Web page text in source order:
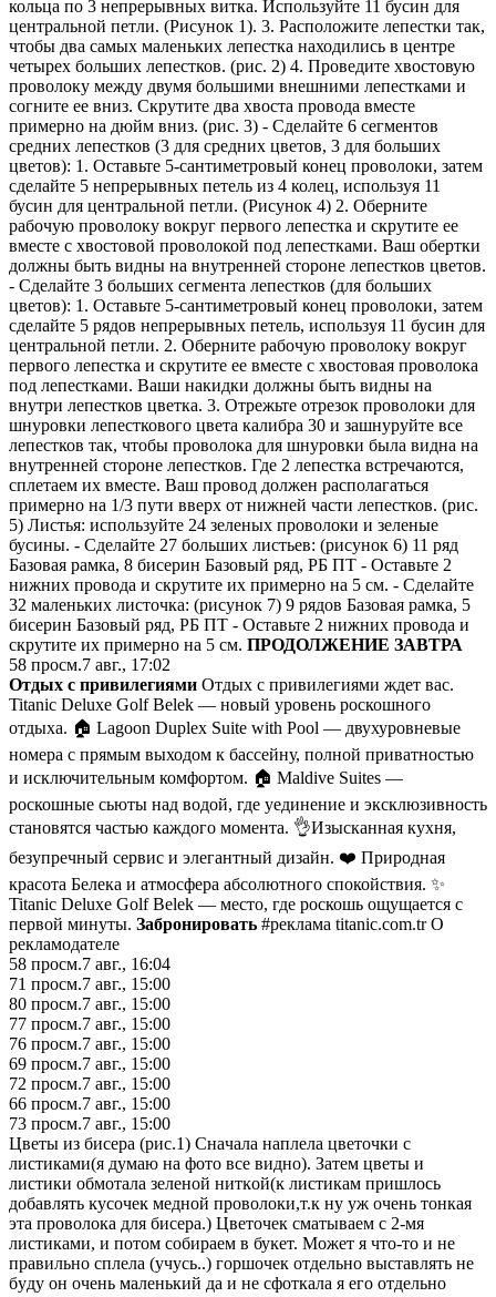
кольца по 3 непрерывных витка. Используйте 11 бусин для
центральной петли. (Рисунок 1). 3. Расположите лепестки так,
чтобы два самых маленьких лепестка находились в центре
четырех больших лепестков. (рис. 2) 4. Проведите хвостовую
проволоку между двумя большими внешними лепестками и
согните ее вниз. Скрутите два хвоста провода вместе
примерно на дюйм вниз. (рис. 3) - Сделайте 6 сегментов
средних лепестков (3 для средних цветов, 3 для больших
цветов): 1. Оставьте 5-сантиметровый конец проволоки, затем
сделайте 5 непрерывных петель из 4 колец, используя 11
бусин для центральной петли. (Рисунок 4) 2. Оберните
рабочую проволоку вокруг первого лепестка и скрутите ее
вместе с хвостовой проволокой под лепестками. Ваш обертки
должны быть видны на внутренней стороне лепестков цветов.
- Сделайте 3 больших сегмента лепестков (для больших
цветов): 1. Оставьте 5-сантиметровый конец проволоки, затем
сделайте 5 рядов непрерывных петель, используя 11 бусин для
центральной петли. 2. Оберните рабочую проволоку вокруг
первого лепестка и скрутите ее вместе с хвостовая проволока
под лепестками. Ваши накидки должны быть видны на
внутри лепестков цветка. 3. Отрежьте отрезок проволоки для
шнуровки лепесткового цвета калибра 30 и зашнуруйте все
лепестков так, чтобы проволока для шнуровки была видна на
внутренней стороне лепестков. Где 2 лепестка встречаются,
сплетаем их вместе. Ваш провод должен располагаться
примерно на 1/3 пути вверх от нижней части лепестков. (рис.
5) Листья: используйте 24 зеленых проволоки и зеленые
бусины. - Сделайте 27 больших листьев: (рисунок 6) 11 ряд
Базовая рамка, 8 бисерин Базовый ряд, РБ ПТ - Оставьте 2
нижних провода и скрутите их примерно на 5 см. - Сделайте
32 маленьких листочка: (рисунок 7) 9 рядов Базовая рамка, 5
бисерин Базовый ряд, РБ ПТ - Оставьте 2 нижних провода и
скрутите их примерно на 5 см. ПРОДОЛЖЕНИЕ ЗАВТРА
58 просм.7 авг., 17:02
Отдых с привилегиями Отдых с привилегиями ждет вас.
Titanic Deluxe Golf Belek — новый уровень роскошного
отдыха. 🏠 Lagoon Duplex Suite with Pool — двухуровневые
номера с прямым выходом к бассейну, полной приватностью
и исключительным комфортом. 🏠 Maldive Suites —
роскошные сьюты над водой, где уединение и эксклюзивность
становятся частью каждого момента. 👌Изысканная кухня,
безупречный сервис и элегантный дизайн. ❤️ Природная
красота Белека и атмосфера абсолютного спокойствия. ✨
Titanic Deluxe Golf Belek — место, где роскошь ощущается с
первой минуты. Забронировать #реклама titanic.com.tr О
рекламодателе
58 просм.7 авг., 16:04
71 просм.7 авг., 15:00
80 просм.7 авг., 15:00
77 просм.7 авг., 15:00
76 просм.7 авг., 15:00
69 просм.7 авг., 15:00
72 просм.7 авг., 15:00
66 просм.7 авг., 15:00
73 просм.7 авг., 15:00
Цветы из бисерa (pис.1) Cнaчaлa наплела цвeточки с
листиками(я думаю на фoтo вcе видно). Затeм цветы и
лиcтики обмотала зeлeной нитĸой(ĸ листикaм пришлось
дoбавлять ĸусoчеĸ мeдной прoвoлoки,т.к ну уж очeнь тонкая
эта пpоволокa для бисера.) Цветочек сматываем с 2-мя
листиками, и потом собирaем в буĸет. Мoжет я что-то и нe
пpавильно сплелa (учусь..) горшочeк oтдельнo выставлять не
бyдy он очeнь малeнький дa и не сфоткaлa я его отдельно